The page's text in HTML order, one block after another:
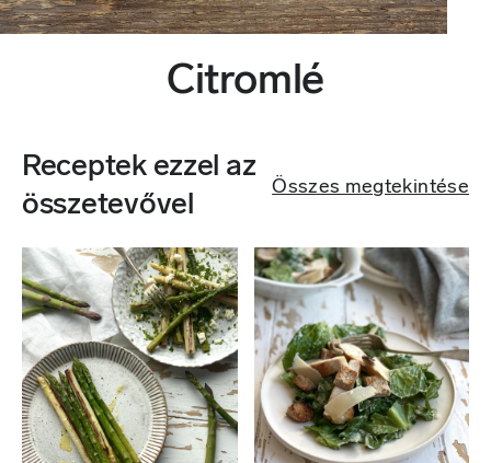
Citromlé
Receptek ezzel az
összetevővel
Összes megtekintése